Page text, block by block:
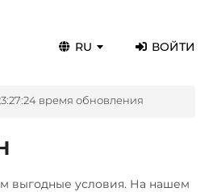
RU ВОЙТИ
время обновления
выгодные условия. На нашем